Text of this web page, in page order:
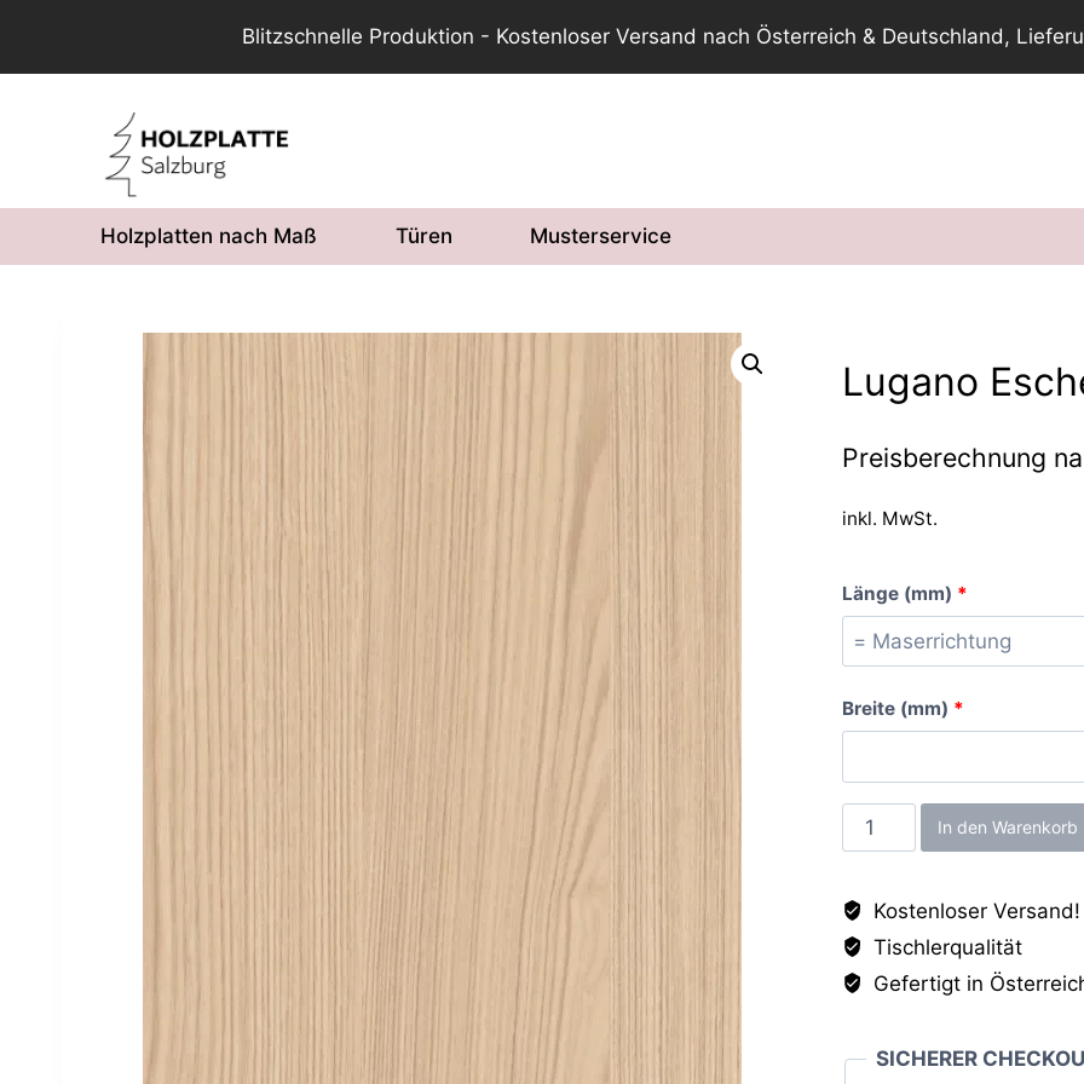
Blitzschnelle Produktion - Kostenloser Versand nach Österreich & Deutschland,
Holzplatten nach Maß Türen Musterservice
Lugano
Preisberechnung
inkl. MwSt.
Länge (mm) *
Breite (mm) *
Lugano
Esche
ST19,
25mm
Menge
In den Warenkorb
Kostenloser Versand!
Tischlerqualität
Gefertigt in
SICHERER